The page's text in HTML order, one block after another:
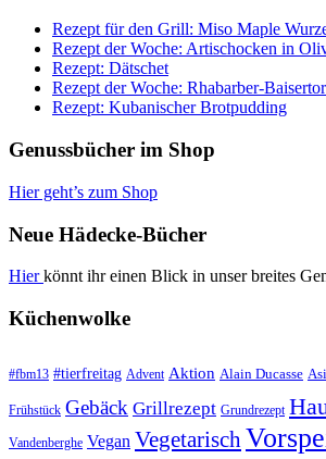
Rezept für den Grill: Miso Maple
Rezept der Woche: Artischocken in
Rezept: Dätschet
Rezept der Woche: Rhabarber-
Rezept: Kubanischer Brotpudding
Genussbücher im Shop
Hier geht’s zum Shop
Neue Hädecke-Bücher
Hierkönnt ihr einen Blick in unser breites
Küchenwolke
#fbm13 #tierfreitag Advent Aktion Alain Ducasse
Frühstück Gebäck Grillrezept Grundrezept
Vandenberghe Vegan Vegetarisch